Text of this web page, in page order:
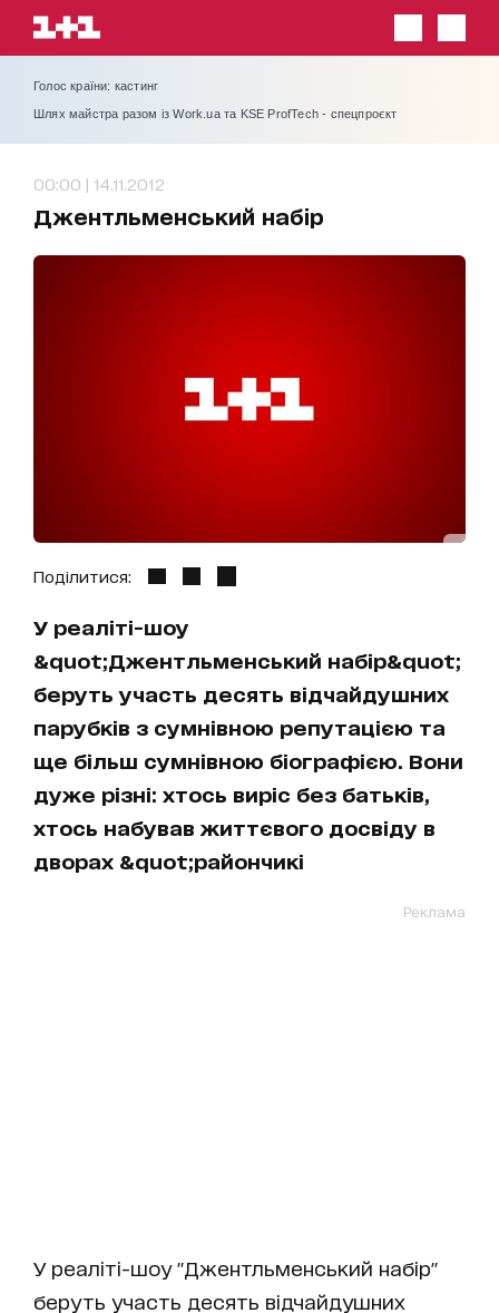
Голос країни: кастинг
Шлях майстра разом із Work.ua та KSE ProfTech - спецпроєкт
00:00 | 14.11.2012
Джентльменський набір
Поділитися:
У реаліті-шоу
&quot;Джентльменський набір&quot;
беруть участь десять відчайдушних
парубків з сумнівною репутацією та
ще більш сумнівною біографією. Вони
дуже різні: хтось виріс без батьків,
хтось набував життєвого досвіду в
дворах &quot;райончикі
Реклама
У реаліті-шоу "Джентльменський набір"
беруть участь десять відчайдушних